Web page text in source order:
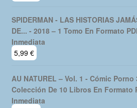
SPIDERMAN - LAS HISTORIAS
DE... - 2018 – 1 Tomo En Formato
Inmediata
5,99 €
AU NATUREL – Vol. 1 - Cómic
Colección De 10 Libros En Formato
Inmediata